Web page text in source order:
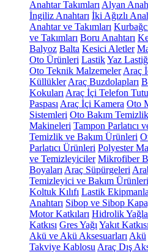
Anahtar Takımları Alyan
İngiliz Anahtarı İki Ağızlı
Anahtar ve Takımları
ve Takımları Boru Anahtarı
Balyoz Balta Kesici Aletler
Oto Ürünleri LastikYaz
Oto Teknik Malzemeler Araç
Küllükler Araç Buzdolapları
Kokuları Araç İçi Telefon
Paspası Araç İçi Kamera Oto
Sistemleri Oto Bakım
Makineleri Tampon Parlatıcı
Temizlik ve Bakım Ürünleri
Parlatıcı Ürünleri Polyester
ve Temizleyiciler Mikrofiber
Boyaları Araç Süpürgeleri
Temizleyici ve Bakım Ürünleri
Koltuk Kılıfı Lastik
Anahtarı Sibop ve Sibop
Motor Katkıları Hidrolik
Katkısı Gres Yağı Yakıt Katkısı
Akü ve Akü Aksesuarları Akü
Takviye Kablosu Araç Dış